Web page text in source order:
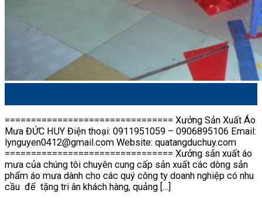
================================ Xưởng Sản Xuất Áo
Mưa ĐỨC HUY Điện thoại: 0911951059 – 0906895106 Email:
lynguyen0412@gmail.com Website: quatangduchuy.com
================================ Xưởng sản xuất áo
mưa của chúng tôi chuyên cung cấp sản xuất các dòng sản
phẩm áo mưa dành cho các quý công ty doanh nghiệp có nhu
cầu để tặng tri ân khách hàng, quảng […]